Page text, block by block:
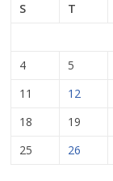
S
T
4
5
11
12
18
19
25
26